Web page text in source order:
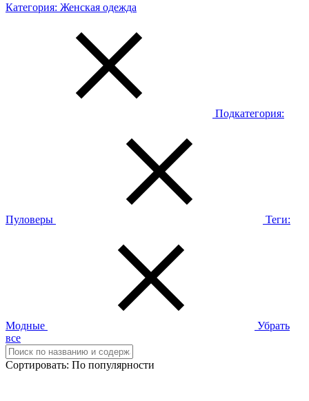
Категория: Женская одежда
Подкатегория:
Пуловеры Теги:
Модные
Убрать
все
Сортировать: По популярности